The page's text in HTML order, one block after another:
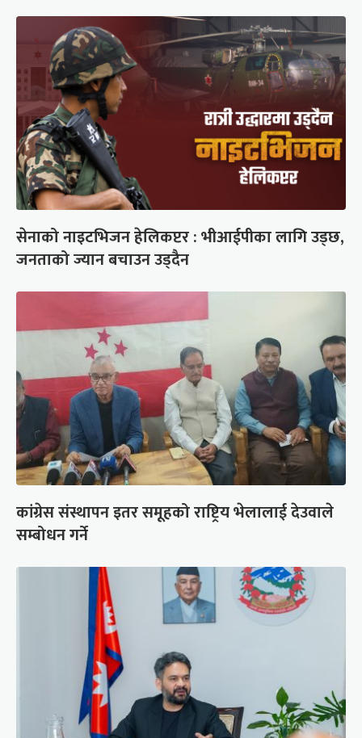
सेनाको नाइटभिजन हेलिकप्टर : भीआईपीका लागि उड्छ,
जनताको ज्यान बचाउन उड्दैन
कांग्रेस संस्थापन इतर समूहको राष्ट्रिय भेलालाई देउवाले
सम्बोधन गर्ने